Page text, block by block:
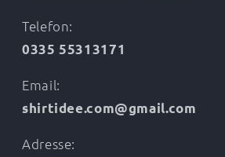
Telefon:
0335 55313171
Email:
shirtidee.com@gmail.com
Adresse: